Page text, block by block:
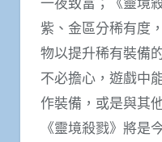
紫、金區分稀有度
物以提升稀有裝備
不必擔心，遊戲中
作裝備，或是與其
《靈境殺戮》將是